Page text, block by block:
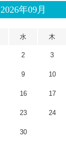
2026年09月
水 木
2 3
9 10
16 17
23 24
30